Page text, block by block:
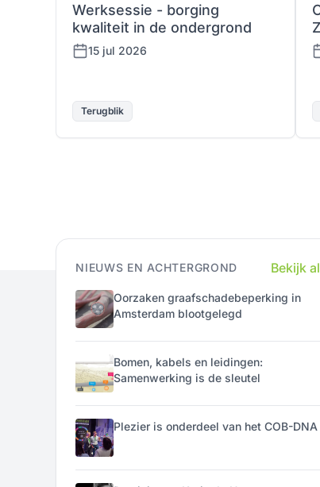
Werksessie - borging
kwaliteit in de ondergrond
15 jul 2026
Terugblik
NIEUWS EN ACHTERGROND Bekijk
Oorzaken graafschadebeperking in
Amsterdam blootgelegd
Bomen, kabels en leidingen:
Samenwerking is de sleutel
Plezier is onderdeel van het COB-DNA